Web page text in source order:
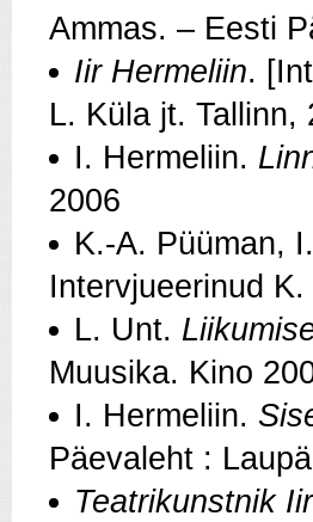
Ammas. – Eesti
Iir Hermeliin.
L. Küla jt. Tallinn,
I. Hermeliin.
2006
K.-A. Püüman,
Intervjueerinud
L. Unt.
Muusika. Kino
I. Hermeliin.
Päevaleht :
Teatrikunstnik